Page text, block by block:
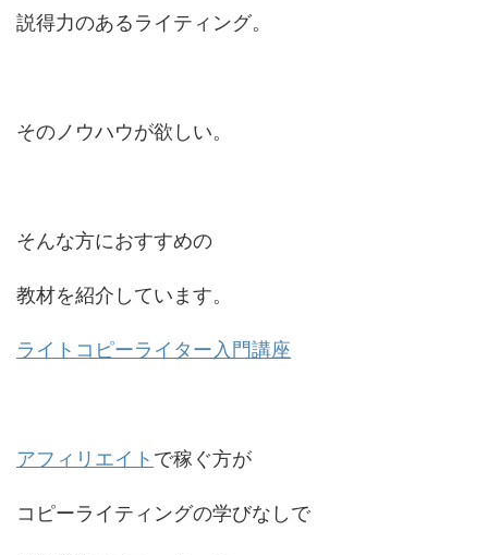
説得力のあるライティング。
そのノウハウが欲しい。
そんな方におすすめの
教材を紹介しています。
ライトコピーライター入門講座
アフィリエイト で稼ぐ方が
コピーライティングの学びなしで